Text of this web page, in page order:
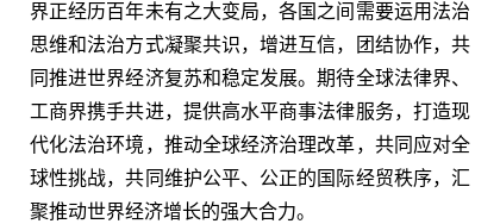
界正经历百年未有之大变局，各国之间需要运用法治
思维和法治方式凝聚共识，增进互信，团结协作，共
同推进世界经济复苏和稳定发展。期待全球法律界、
工商界携手共进，提供高水平商事法律服务，打造现
代化法治环境，推动全球经济治理改革，共同应对全
球性挑战，共同维护公平、公正的国际经贸秩序，汇
聚推动世界经济增长的强大合力。